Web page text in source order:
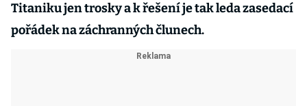
Titaniku jen trosky a k řešení je tak leda zasedací
pořádek na záchranných člunech.